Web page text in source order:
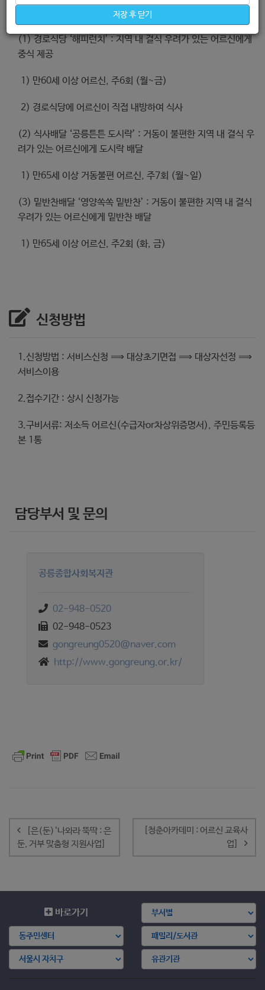
저장 후 닫기
(1) 경로식당 ‘해피런치’ : 지역 내 결식 우려가 있는 어르신에게
중식 제공
1) 만60세 이상 어르신, 주6회 (월~금)
2) 경로식당에 어르신이 직접 내방하여 식사
(2) 식사배달 ‘공릉튼튼 도시락’ : 거동이 불편한 지역 내 결식 우
려가 있는 어르신에게 도시락 배달
1) 만65세 이상 거동불편 어르신, 주7회 (월~일)
(3) 밑반찬배달 ‘영양쏙쏙 밑반찬’ : 거동이 불편한 지역 내 결식
우려가 있는 어르신에게 밑반찬 배달
1) 만65세 이상 어르신, 주2회 (화, 금)
신청방법
1.신청방법 : 서비스신청 ⟹ 대상초기면접 ⟹ 대상자선정 ⟹
서비스이용
2.접수기간 : 상시 신청가능
3.구비서류: 저소득 어르신(수급자or차상위증명서), 주민등록등
본 1통
담당부서 및 문의
공릉종합사회복지관
02-948-0520
02-948-0523
gongreung0520@naver.com
http://www.gongreung.or.kr/
내
비
게
[은(둔)‘나와라 뚝딱 : 은
둔, 거부 맞춤형 지원사업]
[청춘아카데미 : 어르신 교육사
업]
바로가기